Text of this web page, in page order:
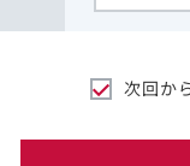
次回か